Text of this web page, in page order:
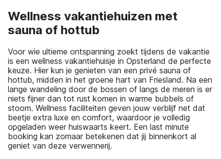
Wellness vakantiehuizen met
sauna of hottub
Voor wie ultieme ontspanning zoekt tijdens de vakantie
is een wellness vakantiehuisje in Opsterland de perfecte
keuze. Hier kun je genieten van een privé sauna of
hottub, midden in het groene hart van Friesland. Na een
lange wandeling door de bossen of langs de meren is er
niets fijner dan tot rust komen in warme bubbels of
stoom. Wellness faciliteiten geven jouw verblijf net dat
beetje extra luxe en comfort, waardoor je volledig
opgeladen weer huiswaarts keert. Een last minute
booking kan zomaar betekenen dat jij binnenkort al
geniet van deze verwennerij.